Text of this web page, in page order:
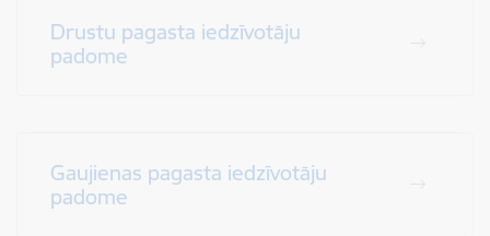
Drustu pagasta iedzīvotāju
padome
Gaujienas pagasta iedzīvotāju
padome